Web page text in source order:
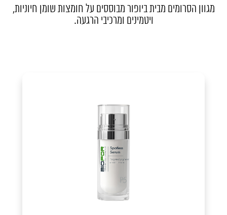
איתור קוסמטיקאית
מגוון הסרומים מבית ביופור מבוססים על חומצות שומן חיוניות,
ויטמינים ומרכיבי הרגעה.